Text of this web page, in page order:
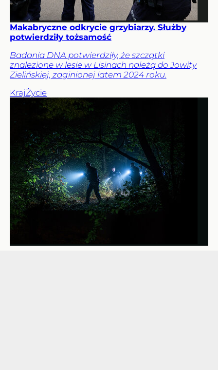
Makabryczne odkrycie grzybiarzy. Służby
potwierdziły tożsamość
Badania DNA potwierdziły, że szczątki
znalezione w lesie w Lisinach należą do Jowity
Zielińskiej, zaginionej latem 2024 roku.
KrajŻycie